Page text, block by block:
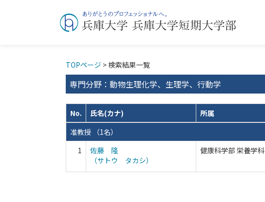
TOPページ > 検索結果一覧
専門分野：動物生理化学、生理学、行動学
No. 氏名(カナ) 所属
准教授 （1名）
1
佐藤 隆
（サトウ タカシ）
健康科学部 栄養学科